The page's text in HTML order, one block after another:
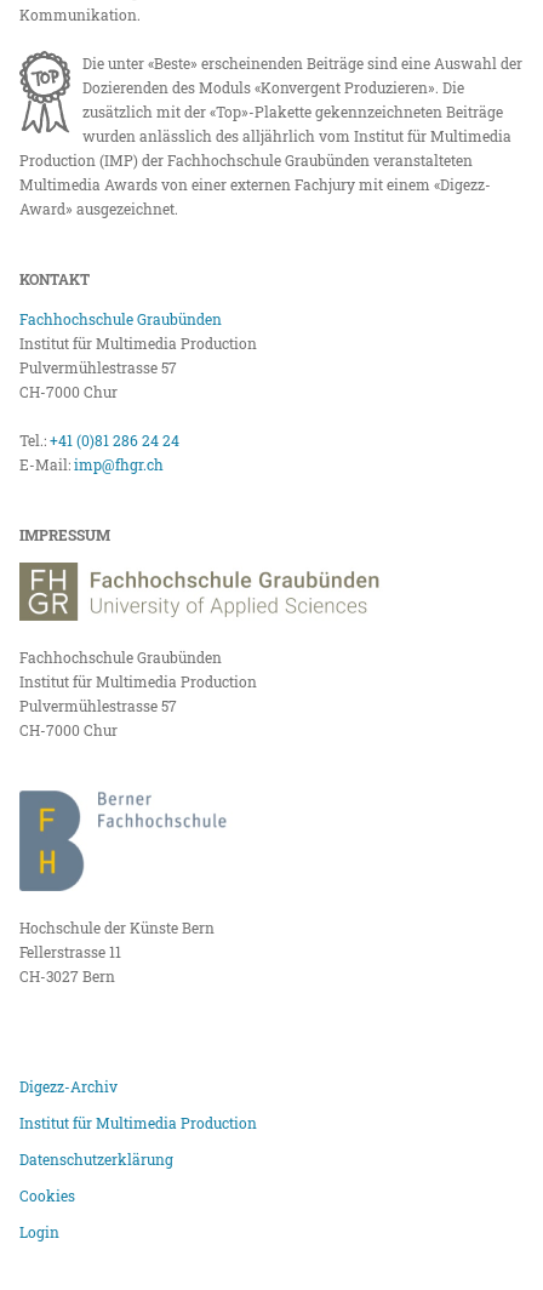
Kommunikation.
Die unter «Beste» erscheinenden Beiträge sind eine Auswahl der
Dozierenden des Moduls «Konvergent Produzieren». Die
zusätzlich mit der «Top»-Plakette gekennzeichneten Beiträge
wurden anlässlich des alljährlich vom Institut für Multimedia
Production (IMP) der Fachhochschule Graubünden veranstalteten
Multimedia Awards von einer externen Fachjury mit einem «Digezz-
Award» ausgezeichnet.
KONTAKT
Fachhochschule Graubünden
Institut für Multimedia Production
Pulvermühlestrasse 57
CH-7000 Chur
Tel.:+41 (0)81 286 24 24
E-Mail:imp@fhgr.ch
IMPRESSUM
Fachhochschule Graubünden
Institut für Multimedia Production
Pulvermühlestrasse 57
CH-7000 Chur
Hochschule der Künste Bern
Fellerstrasse 11
CH-3027 Bern
Digezz-Archiv
Institut für Multimedia Production
Datenschutzerklärung
Cookies
Login